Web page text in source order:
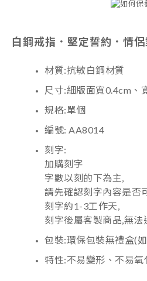
白鋼戒指．堅定誓約．情
材質:抗敏白鋼材質
尺寸:細版面寬0.4cm、
規格:單個
編號: AA8014
刻字:
加購刻字
字數以刻的下為主,
請先確認刻字內容是否
刻字約1-3工作天,
刻字後屬客製商品,無法
包裝:環保包裝無禮盒(
特性:不易變形、不易